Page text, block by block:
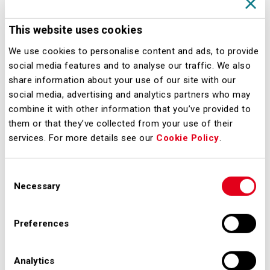
This website uses cookies
We use cookies to personalise content and ads, to provide
social media features and to analyse our traffic. We also
share information about your use of our site with our
social media, advertising and analytics partners who may
combine it with other information that you’ve provided to
them or that they’ve collected from your use of their
services. For more details see our Cookie Policy.
Selection
Necessary
Preferences
Analytics
della caduta e l’oblio. In questo
progetto il volo diventa una metafora
della vita, fatta di slanci e battute di
arresto, in cui la tensione verso il
cambiamento porta a spiccare il volo.
La mostra, che gode del supporto di
Grange e Profoto, intende analizzare
un dialogo molto intenso tra gli
attraverso i suoi scatti spettacolari,
costume e della società italiana da